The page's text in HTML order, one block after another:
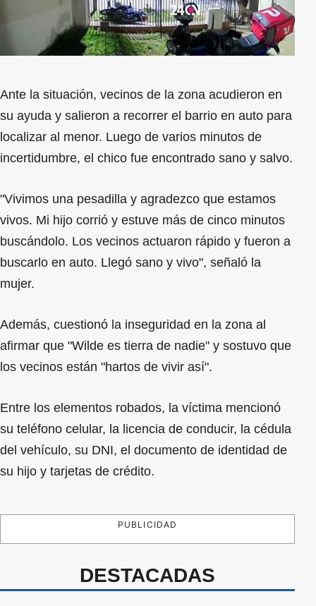
Ante la situación, vecinos de la zona acudieron en
su ayuda y salieron a recorrer el barrio en auto para
localizar al menor. Luego de varios minutos de
incertidumbre, el chico fue encontrado sano y salvo.
"Vivimos una pesadilla y agradezco que estamos
vivos. Mi hijo corrió y estuve más de cinco minutos
buscándolo. Los vecinos actuaron rápido y fueron a
buscarlo en auto. Llegó sano y vivo", señaló la
mujer.
Además, cuestionó la inseguridad en la zona al
afirmar que "Wilde es tierra de nadie" y sostuvo que
los vecinos están "hartos de vivir así".
Entre los elementos robados, la víctima mencionó
su teléfono celular, la licencia de conducir, la cédula
del vehículo, su DNI, el documento de identidad de
su hijo y tarjetas de crédito.
PUBLICIDAD
DESTACADAS